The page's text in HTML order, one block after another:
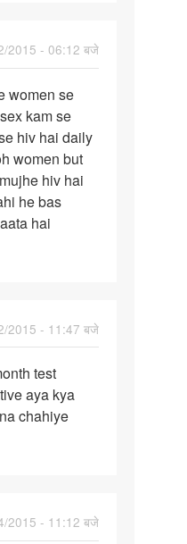
2015 - 06:12 बजे
women se
kam se
hiv hai daily
women but
hiv hai
he bas
hai
2015 - 11:47 बजे
test
aya kya
chahiye
2015 - 11:12 बजे